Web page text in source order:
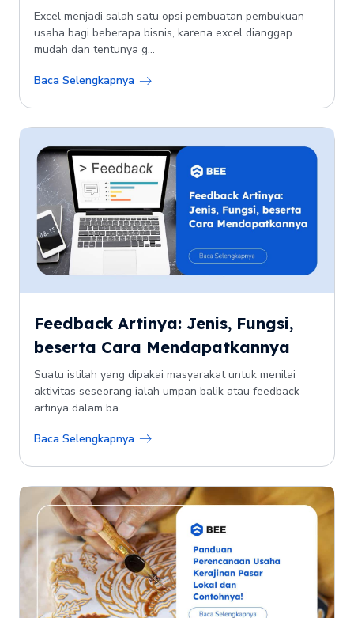
Excel menjadi salah satu opsi pembuatan pembukuan
usaha bagi beberapa bisnis, karena excel dianggap
mudah dan tentunya g...
Baca Selengkapnya
Feedback Artinya: Jenis, Fungsi,
beserta Cara Mendapatkannya
Suatu istilah yang dipakai masyarakat untuk menilai
aktivitas seseorang ialah umpan balik atau feedback
artinya dalam ba...
Baca Selengkapnya